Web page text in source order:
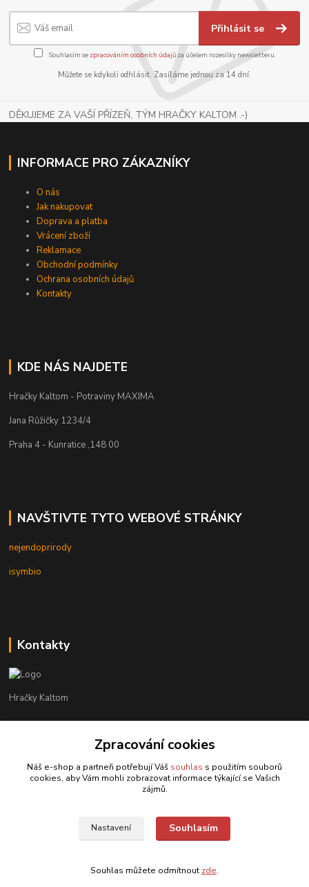
Přihlásit se
Souhlasím se zpracováním osobních údajůza účelem rozesílky newsletteru.
Můžete se kdykoli odhlásit. Zasíláme jednou za 14 dní.
DĚKUJEME ZA VAŠÍ PŘÍZEŇ, TÝM HRAČKY KALTOM .-)
INFORMACE PRO ZÁKAZNÍKY
O nás
Jak nakupovat
Doprava a platba
Vrácení zboží
Reklamace
Obchodní podmínky
Ochrana osobních údajů
Kontakty
KDE NÁS NAJDETE
Hračky Kaltom - Potraviny MAXIMA
Jana Růžičky 1234/4
Praha 4 - Kunratice ,148 00
NAVŠTIVTE TYTO WEBOVÉ STRÁNKY
nejendoprirody
isymbio
Kontakty
Hračky Kaltom
+420 777 538 008
hrackykaltom@gmail.com
Zpracování cookies
Náš e-shop a partneři potřebují Váš souhlas s použitím souborů
cookies, aby Vám mohli zobrazovat informace týkající se Vašich
zájmů.
Nastavení Souhlasím
Souhlas můžete odmítnout zde.